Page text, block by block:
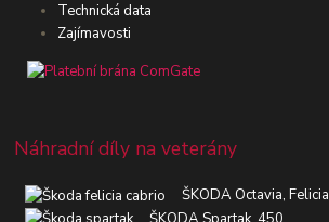
Technická data
Zajímavosti
Náhradní díly na veterány
ŠKODA Octavia, Felicia